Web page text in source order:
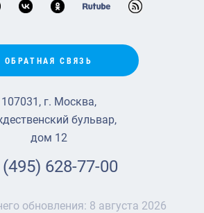
ОБРАТНАЯ СВЯЗЬ
107031, г. Москва,
бульвар,
дом 12
628-77-00
обновления: 8 августа 2026